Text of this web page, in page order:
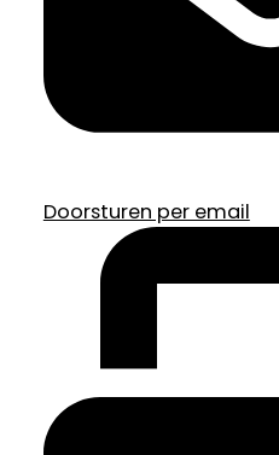
Doorsturen per email